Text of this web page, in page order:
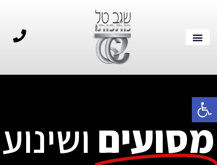
פתח סרגל נגישות
מסועים ושינוע